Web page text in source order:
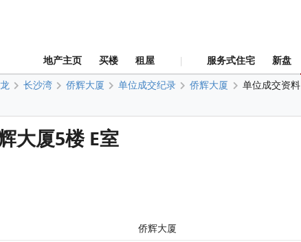
地产主页 买楼 租屋 | 服务式住宅 新盘
长沙湾 侨辉大厦 单位成交纪录 侨辉大厦 单位成交资料
大厦5楼 E室
侨辉大厦